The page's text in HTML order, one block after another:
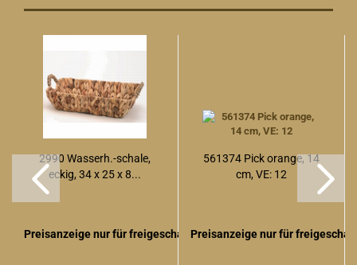
2990 Wasserh.-schale,
eckig, 34 x 25 x 8...
Preisanzeige nur für freigeschaltete Kunden
561374 Pick orange, 14
cm, VE: 12
Preisanzeige nur für